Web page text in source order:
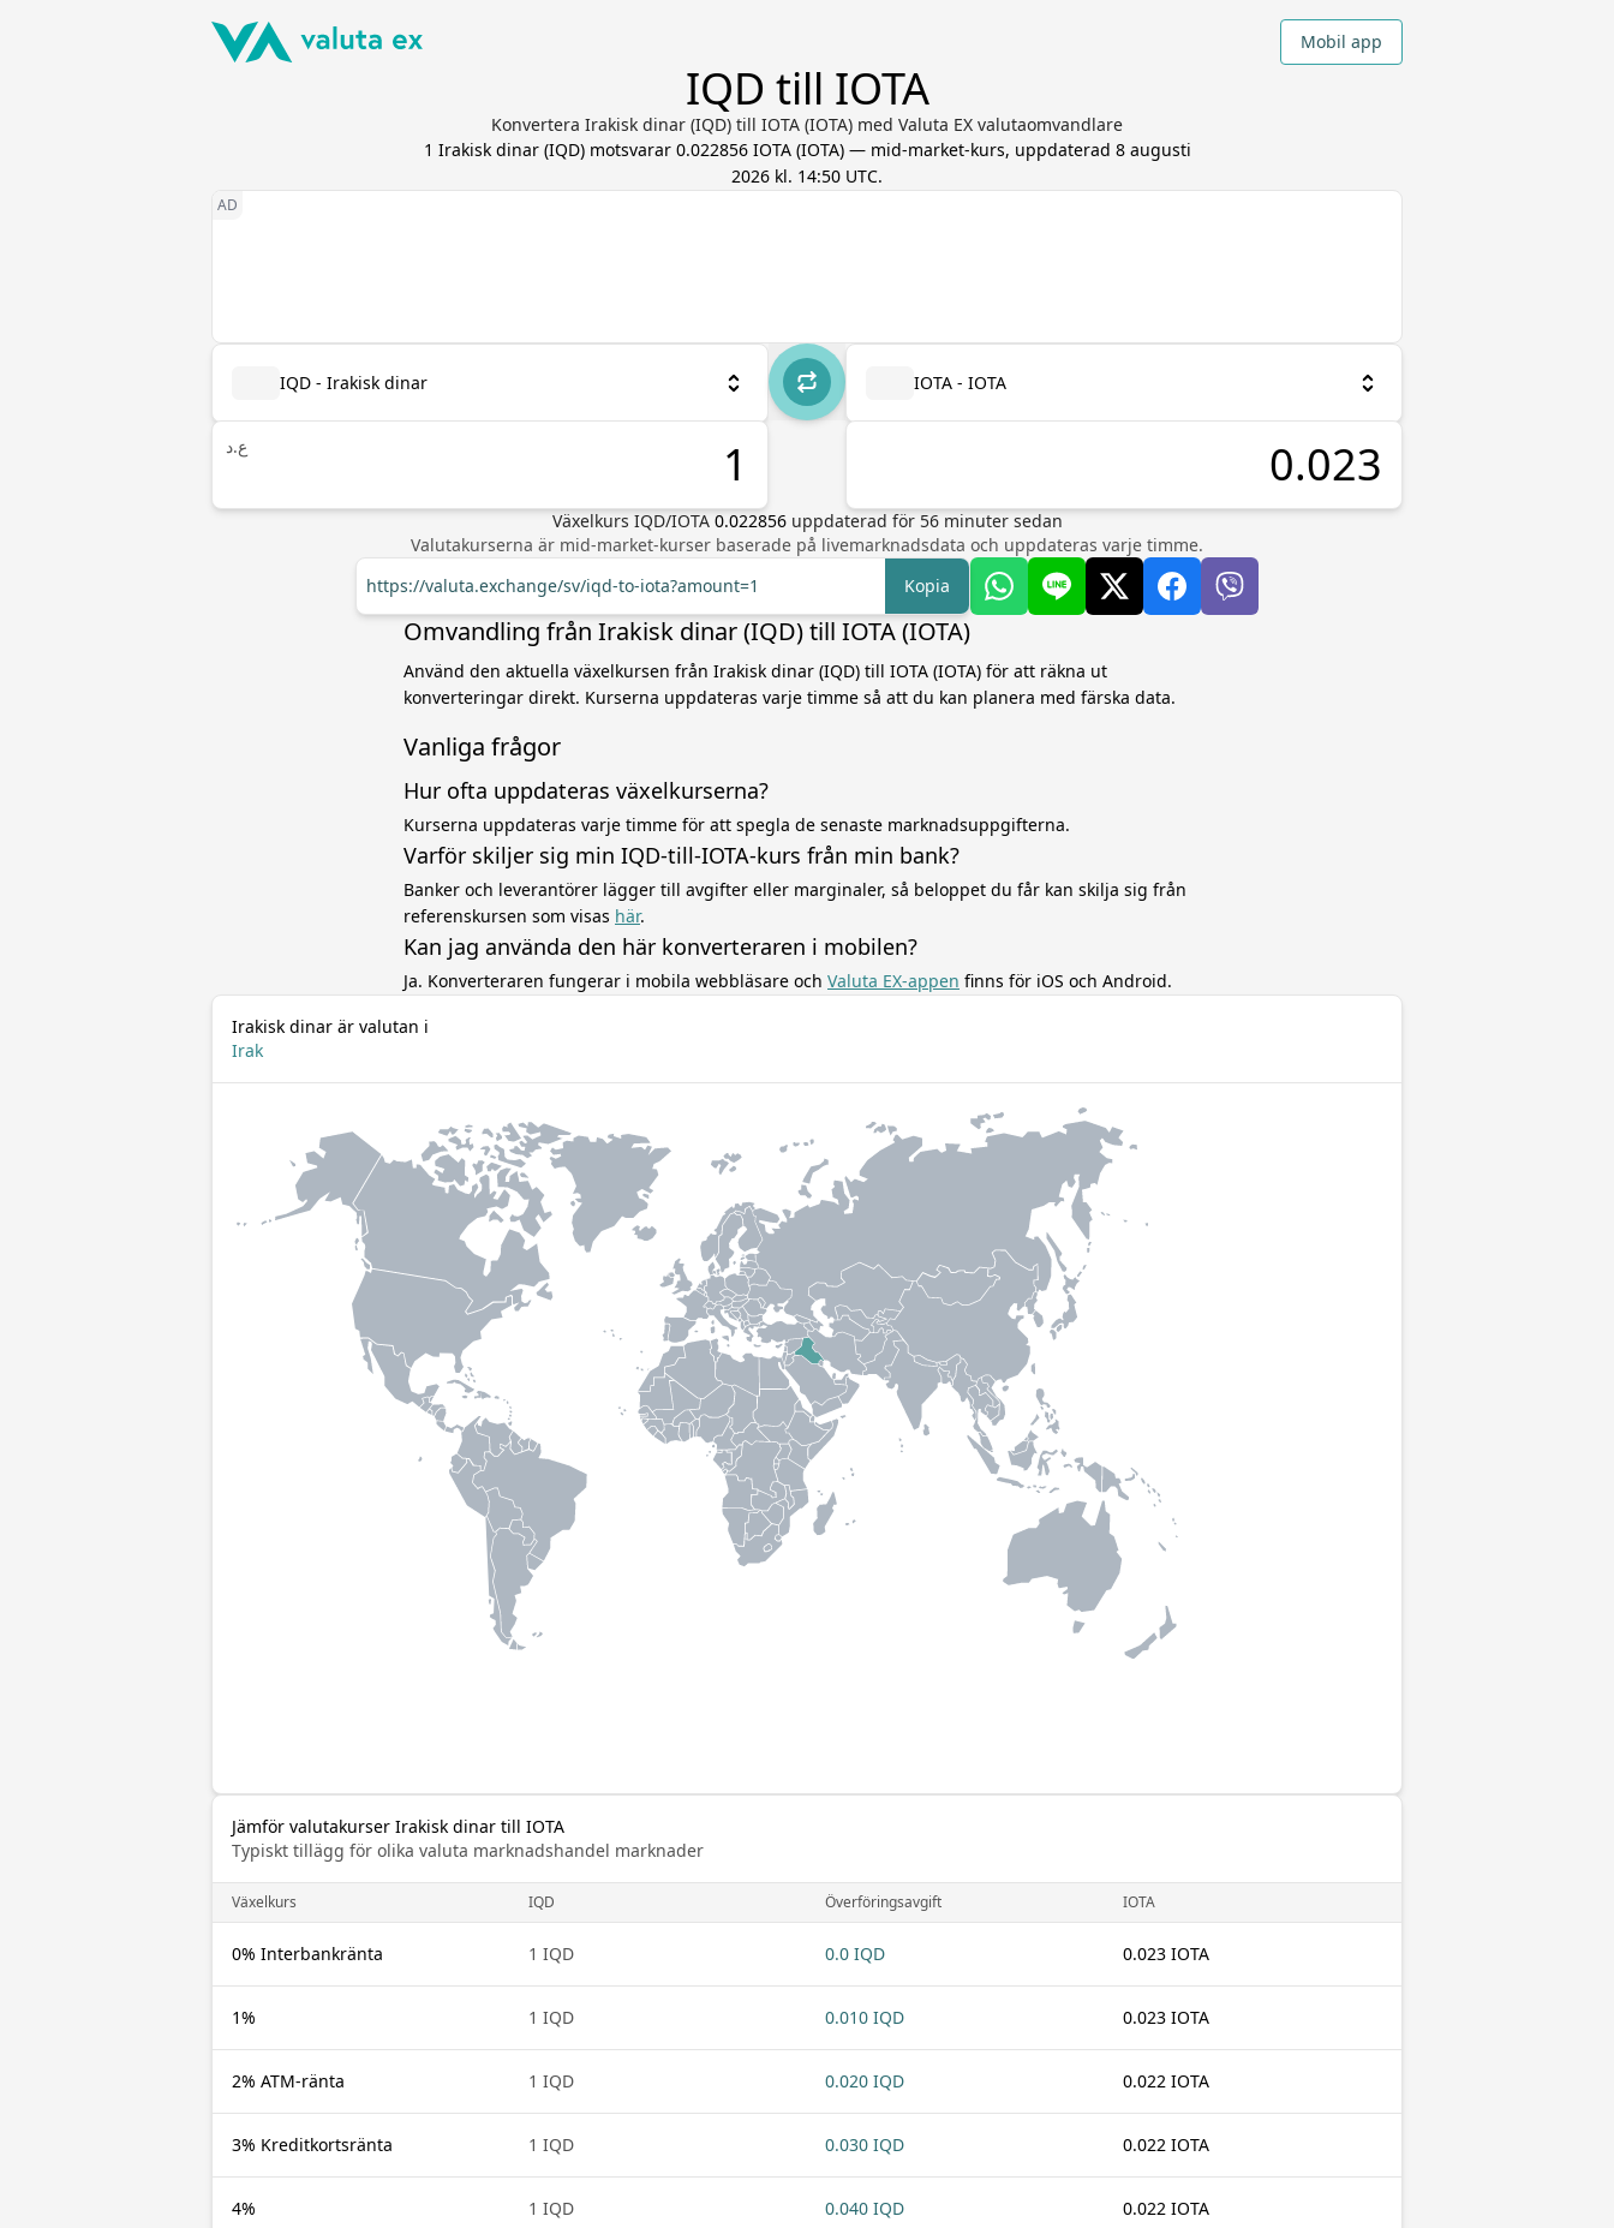
Mobil app
IQD till IOTA
Konvertera Irakisk dinar (IQD) till IOTA (IOTA) med Valuta EX valutaomvandlare
1 Irakisk dinar(IQD) motsvarar 0.022856 IOTA(IOTA) — mid-market-kurs, uppdaterad 8 augusti
2026 kl. 14:50 UTC.
IQD - Irakisk dinar
ع.د
IOTA - IOTA
Växelkurs IQD/IOTA 0.022856 uppdaterad för 56minuter sedan
Valutakurserna är mid-market-kurser baserade på livemarknadsdata och uppdateras varje timme.
https://valuta.exchange/sv/iqd-to-iota?amount=1
Kopia
Omvandling från Irakisk dinar (IQD) till IOTA (IOTA)
Använd den aktuella växelkursen från Irakisk dinar (IQD) till IOTA (IOTA) för att räkna ut
konverteringar direkt. Kurserna uppdateras varje timme så att du kan planera med färska data.
Vanliga frågor
Hur ofta uppdateras växelkurserna?
Kurserna uppdateras varje timme för att spegla de senaste marknadsuppgifterna.
Varför skiljer sig min IQD-till-IOTA-kurs från min bank?
Banker och leverantörer lägger till avgifter eller marginaler, så beloppet du får kan skilja sig från
referenskursen som visas här.
Kan jag använda den här konverteraren i mobilen?
Ja. Konverteraren fungerar i mobila webbläsare och Valuta EX-appen finns för iOS och Android.
Irakisk dinar är valutan i
Irak
Jämför valutakurser Irakisk dinar till IOTA
Typiskt tillägg för olika valuta marknadshandel marknader
Växelkurs IQD Överföringsavgift IOTA
0% Interbankränta 1 IQD 0.0 IQD 0.023 IOTA
1% 1 IQD 0.010 IQD 0.023 IOTA
2% ATM-ränta 1 IQD 0.020 IQD 0.022 IOTA
3% Kreditkortsränta 1 IQD 0.030 IQD 0.022 IOTA
4% 1 IQD 0.040 IQD 0.022 IOTA